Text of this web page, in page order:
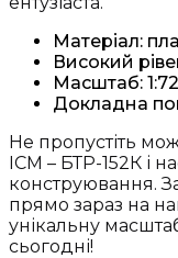
Матеріал:
Високий
Масштаб: 1:72
Докладна
Не пропустіть
ICM – БТР-152К і
конструювання.
прямо зараз на
унікальну
сьогодні!